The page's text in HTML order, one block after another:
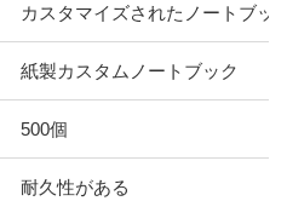
カスタマイズされたノートブッ
紙製カスタムノートブック
500個
耐久性がある